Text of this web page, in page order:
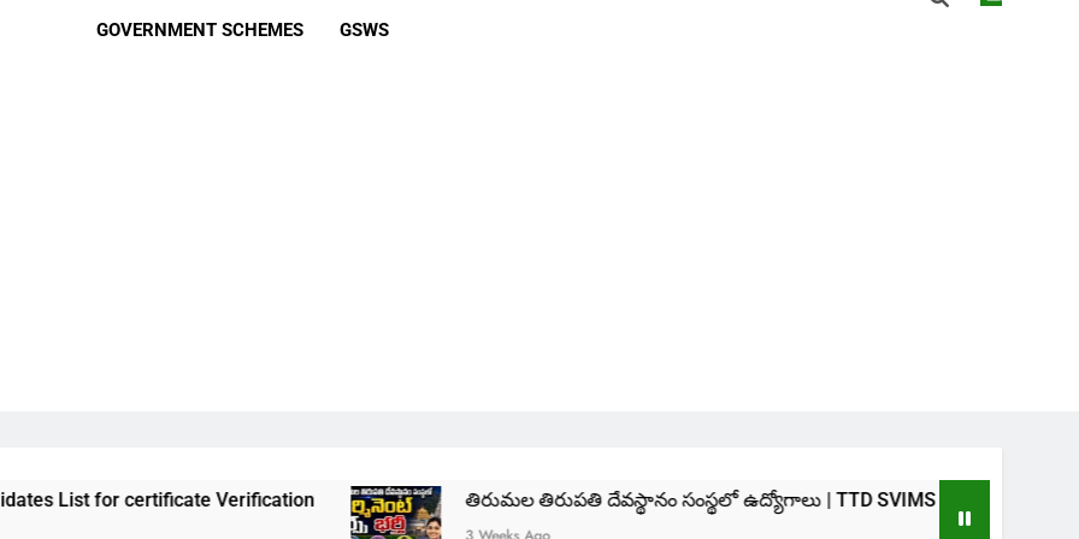
GOVERNMENT SCHEMES GSWS
certificate Verification తిరుమల తిరుపతి దేవస్థానం సంస్థలో ఉద్యోగాలు | TTD SVIMS Direct Recruitment 2026